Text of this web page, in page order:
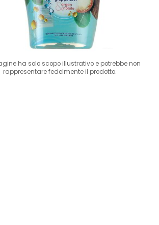
per ingrandire
ha solo scopo illustrativo e potrebbe non
rappresentare fedelmente il prodotto.